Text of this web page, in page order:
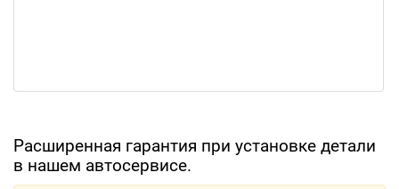
Расширенная гарантия при установке детали
в нашем автосервисе.